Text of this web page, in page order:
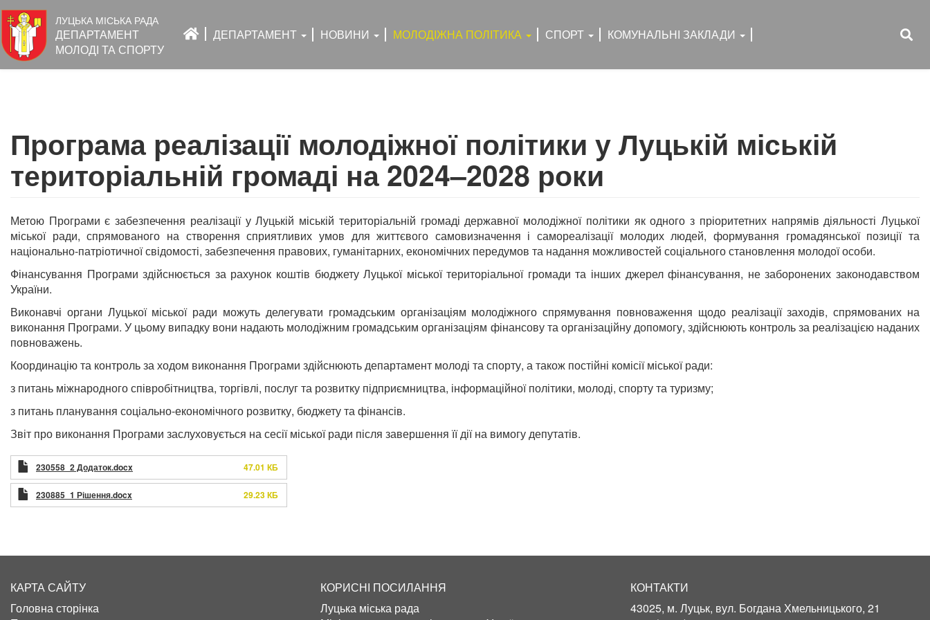
основного
вмісту
ЛУЦЬКА МІСЬКА РАДА
ДЕПАРТАМЕНТ
МОЛОДІ ТА СПОРТУ
навіґація
ДЕПАРТАМЕНТ НОВИНИ МОЛОДІЖНА ПОЛІТИКА СПОРТ КОМУНАЛЬНІ ЗАКЛАДИ
Програма реалізації молодіжної політики у Луцькій міській
територіальній громаді на 2024–2028 роки
Метою Програми є забезпечення реалізації у Луцькій міській територіальній громаді державної молодіжної політики як одного з пріоритетних напрямів діяльності Луцької
міської ради, спрямованого на створення сприятливих умов для життєвого самовизначення і самореалізації молодих людей, формування громадянської позиції та
національно-патріотичної свідомості, забезпечення правових, гуманітарних, економічних передумов та надання можливостей соціального становлення молодої особи.
Фінансування Програми здійснюється за рахунок коштів бюджету Луцької міської територіальної громади та інших джерел фінансування, не заборонених законодавством
України.
Виконавчі органи Луцької міської ради можуть делегувати громадським організаціям молодіжного спрямування повноваження щодо реалізації заходів, спрямованих на
виконання Програми. У цьому випадку вони надають молодіжним громадським організаціям фінансову та організаційну допомогу, здійснюють контроль за реалізацією наданих
повноважень.
Координацію та контроль за ходом виконання Програми здійснюють департамент молоді та спорту, а також постійні комісії міської ради:
з питань міжнародного співробітництва, торгівлі, послуг та розвитку підприємництва, інформаційної політики, молоді, спорту та туризму;
з питань планування соціально-економічного розвитку, бюджету та фінансів.
Звіт про виконання Програми заслуховується на сесії міської ради після завершення її дії на вимогу депутатів.
230558_2 Додаток.docx 47.01 КБ
230885_1 Рішення.docx 29.23 КБ
КАРТА САЙТУ
Головна сторінка
КОРИСНІ ПОСИЛАННЯ
Луцька міська рада
КОНТАКТИ
43025, м. Луцьк, вул. Богдана Хмельницького, 21